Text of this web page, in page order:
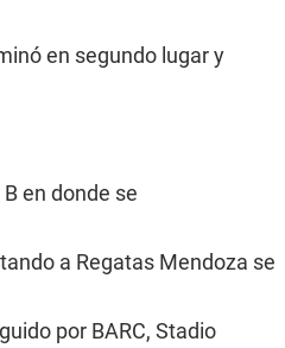
en segundo lugar y
en donde se
a Regatas Mendoza se
por BARC, Stadio